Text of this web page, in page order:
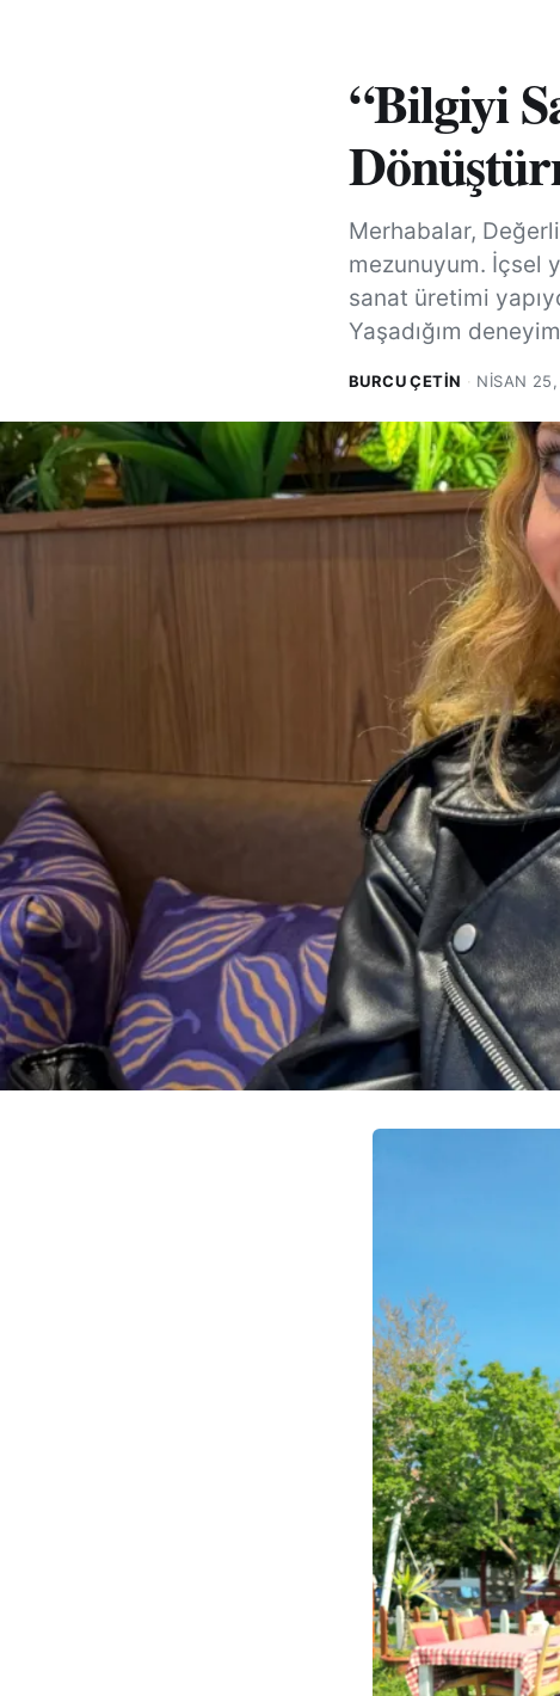
“Bilgiyi
Merhabalar,
mezunuyum. İçsel
sanat üretimi
Yaşadığım
BURCU ÇETİN · NISAN